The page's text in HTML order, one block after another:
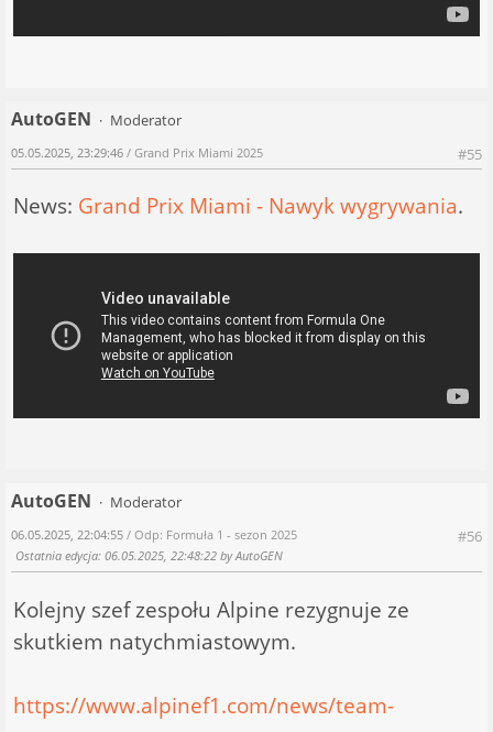
AutoGEN
Moderator
#55
05.05.2025, 23:29:46 / Grand Prix Miami 2025
News: Grand Prix Miami - Nawyk wygrywania.
AutoGEN
Moderator
#56
06.05.2025, 22:04:55 / Odp: Formuła 1 - sezon 2025
Ostatnia edycja: 06.05.2025, 22:48:22 by AutoGEN
Kolejny szef zespołu Alpine rezygnuje ze
skutkiem natychmiastowym.
https://www.alpinef1.com/news/team-